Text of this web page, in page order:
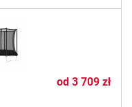
od 3 709 zł